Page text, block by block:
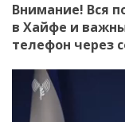
Внимание! Вся
в Хайфе и
телефон через